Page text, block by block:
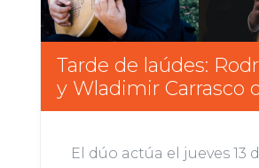
Tarde de laúdes:
y Wladimir Carrasco
un concierto gratuito
El dúo actúa el jueves 13